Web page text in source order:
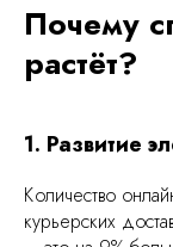
Почему
растёт?
1. Развитие
Количество
курьерских